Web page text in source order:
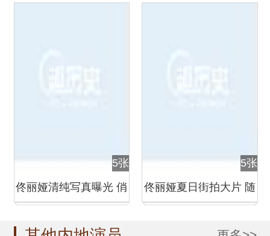
5张
佟丽娅清纯写真曝光 俏
5张
佟丽娅夏日街拍大片 随